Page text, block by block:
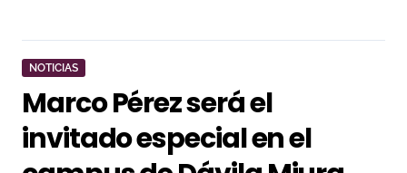
NOTICIAS
Marco Pérez será el
invitado especial en el